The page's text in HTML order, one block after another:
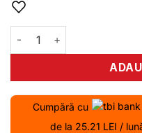
Cantitate Casca Leatt
Cumpără cu
de la 25.21 LEI /